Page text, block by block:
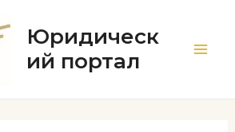
Юридическ
ий портал